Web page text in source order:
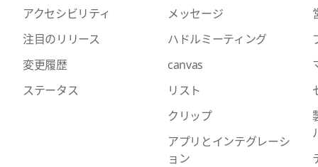
アクセシビリティ
注目のリリース
変更履歴
ステータス
メッセージ
ハドルミーティング
canvas
リスト
クリップ
アプリとインテグレーシ
ョン